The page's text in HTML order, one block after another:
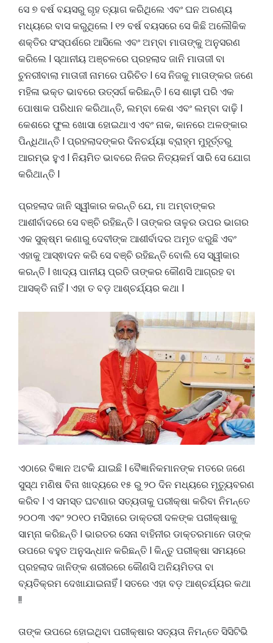
ସେ ୭ ବର୍ଷ ବୟସରୁ ଗୃହ ତ୍ୟାଗ କରିଥିଲେ ଏବଂ ଘନ ଅରଣ୍ୟ
ମଧ୍ୟରେ ବାସ କରୁଥିଲେ l ୧୨ ବର୍ଷ ବୟସରେ ସେ କିଛି ଅଲୌକିକ
ଶକ୍ତିର ସଂସ୍ପର୍ଶରେ ଆସିଲେ ଏବଂ ଅମ୍ବା ମାତାଙ୍କୁ ଅନୁସରଣ
କରିଲେ l ସ୍ଥାନୀୟ ଅଞ୍ଚଳରେ ପ୍ରହଲାଦ ଜାନି ମାତାଜୀ ବା
ଚୁନରୀବାଲା ମାତାଜୀ ନାମରେ ପରିଚିତ l ସେ ନିଜକୁ ମାତାଙ୍କର ଜଣେ
ମହିଳା ଭକ୍ତ ଭାବରେ ଉତ୍ସର୍ଗ କରିଛନ୍ତି l ସେ ଶାଢ଼ୀ ପରି ଏକ
ପୋଷାକ ପରିଧାନ କରିଥାନ୍ତି, ଲମ୍ବା କେଶ ଏବଂ ଲମ୍ବା ଦାଢ଼ି l
କେଶରେ ଫୁଲ ଖୋସା ହୋଇଥାଏ ଏବଂ ନାକ, କାନରେ ଅଳଙ୍କାର
ପିନ୍ଧିଥାନ୍ତି l ପ୍ରହଲାଦଙ୍କର ଦିନଚର୍ଯ୍ୟା ବ୍ରାହ୍ମ ମୁହୂର୍ତ୍ତରୁ
ଆରମ୍ଭ ହୁଏ l ନିୟମିତ ଭାବରେ ନିଜର ନିତ୍ୟକର୍ମ ସାରି ସେ ଯୋଗ
କରିଥାନ୍ତି l
ପ୍ରହଲାଦ ଜାନି ସ୍ୱୀକାର କରନ୍ତି ଯେ, ମା ଅମ୍ବାଙ୍କର
ଆଶୀର୍ବାଦରେ ସେ ବଞ୍ଚି ରହିଛନ୍ତି l ତାଙ୍କର ତାଳୁର ଉପର ଭାଗର
ଏକ ସୁକ୍ଷ୍ମ କଣାରୁ ଦେବୀଙ୍କ ଆଶୀର୍ବାଦର ଅମୃତ ଝରୁଛି ଏବଂ
ଏହାକୁ ଆସ୍ଵାଦନ କରି ସେ ବଞ୍ଚି ରହିଛନ୍ତି ବୋଲି ସେ ସ୍ୱୀକାର
କରନ୍ତି l ଖାଦ୍ୟ ପାନୀୟ ପ୍ରତି ତାଙ୍କର କୌଣସି ଆଗ୍ରହ ବା
ଆସକ୍ତି ନାହିଁ l ଏହା ତ ବଡ଼ ଆଶ୍ଚର୍ଯ୍ୟର କଥା l
ଏଠାରେ ବିଜ୍ଞାନ ଅଟକି ଯାଇଛି l ବୈଜ୍ଞାନିକମାନଙ୍କ ମତରେ ଜଣେ
ସୁସ୍ଥ ମଣିଷ ବିନା ଖାଦ୍ୟରେ ୧୫ ରୁ ୨୦ ଦିନ ମଧ୍ୟରେ ମୃତ୍ୟୁବରଣ
କରିବ l ଏ ସମସ୍ତ ଘଟଣାର ସତ୍ୟତାକୁ ପରୀକ୍ଷା କରିବା ନିମନ୍ତେ
୨୦୦୩ ଏବଂ ୨୦୧୦ ମସିହାରେ ଡାକ୍ତରୀ ଦଳଙ୍କ ପରୀକ୍ଷାକୁ
ସାମ୍ନା କରିଛନ୍ତି l ଭାରତର ସେନା ବାହିନୀର ଡାକ୍ତରମାନେ ତାଙ୍କ
ଉପରେ ବହୁତ ଅନୁସନ୍ଧାନ କରିଛନ୍ତି l କିନ୍ତୁ ପରୀକ୍ଷା ସମୟରେ
ପ୍ରହଲାଦ ଜାନିଙ୍କ ଶରୀରରେ କୌଣସି ଅନିୟମିତତା ବା
ବ୍ୟତିକ୍ରମ ଦେଖାଯାଇନାହିଁ l ସତରେ ଏହା ବଡ଼ ଆଶ୍ଚର୍ଯ୍ୟର କଥା
!!
ତାଙ୍କ ଉପରେ ହୋଇଥିବା ପରୀକ୍ଷାର ସତ୍ୟତା ନିମନ୍ତେ ସିସିଟିଭି